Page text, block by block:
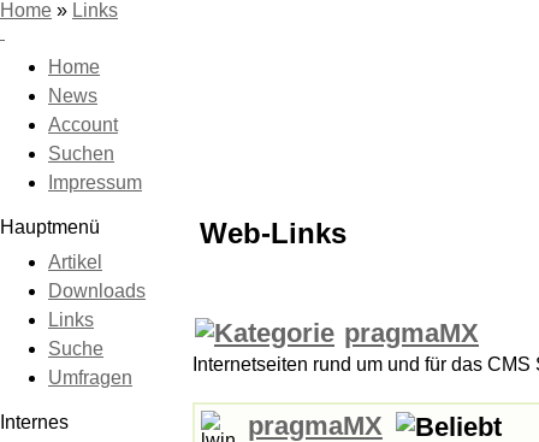
Home » Links
Home
News
Account
Suchen
Impressum
Hauptmenü
Artikel
Downloads
Links
Suche
Umfragen
Internes
Web-Links
pragmaMX
Internetseiten rund um und für das
pragmaMX